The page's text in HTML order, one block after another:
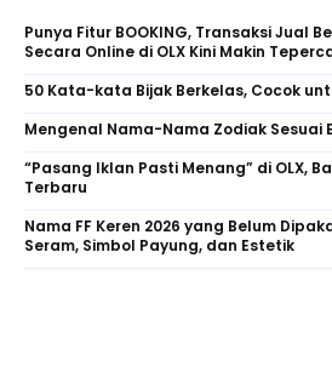
Punya Fitur BOOKING, Transaksi Jual
Secara Online di OLX Kini Makin
50 Kata-kata Bijak Berkelas, Cocok
Mengenal Nama-Nama Zodiak Sesuai
“Pasang Iklan Pasti Menang” di OLX,
Terbaru
Nama FF Keren 2026 yang Belum
Seram, Simbol Payung, dan Estetik